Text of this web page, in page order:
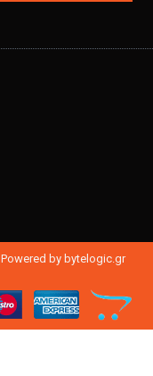
Powered by bytelogic.gr